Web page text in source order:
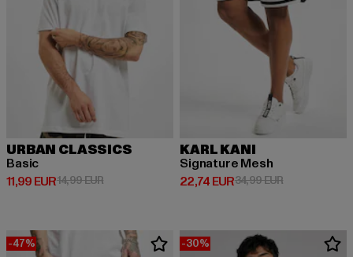
URBAN CLASSICS
Basic
11,99 EUR
Derzeitiger Preis: 11,99 EUR
14,99 EURAktionspreis: 14,99 EUR
KARL KANI
Signature Mesh
22,74 EUR
Derzeitiger Preis: 22,74 EUR
34,99 EURAktionspreis:
-47% -30%